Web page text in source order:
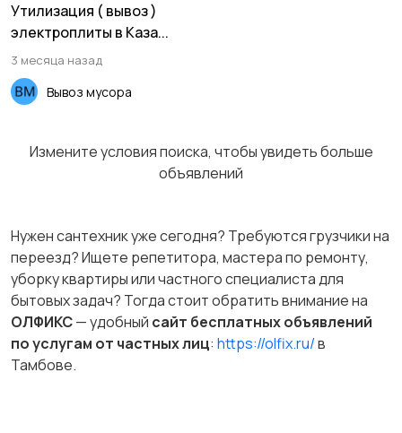
Юристы
Тренеры Работа/Вакансии
Спорт и отдых Красота и здоровье
Стройматериалы и
инструменты
Хэндмейд
Утилизация ( вывоз )
электроплиты в Каза...
3 месяца назад
Вывоз мусора
Измените условия поиска, чтобы увидеть больше
объявлений
Нужен сантехник уже сегодня? Требуются грузчики на
переезд? Ищете репетитора, мастера по ремонту,
уборку квартиры или частного специалиста для
бытовых задач? Тогда стоит обратить внимание на
ОЛФИКС— удобный сайт бесплатных объявлений
по услугам от частных лиц: https://olfix.ru/в
Тамбове.